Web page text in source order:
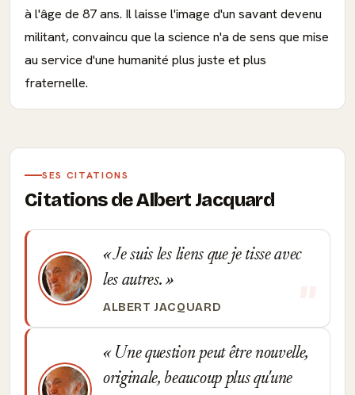
à l'âge de 87 ans. Il laisse l'image d'un savant devenu
militant, convaincu que la science n'a de sens que mise
au service d'une humanité plus juste et plus
fraternelle.
SES CITATIONS
Citations de Albert Jacquard
Je suis les liens que je tisse avec
les autres.
ALBERT JACQUARD
Une question peut être nouvelle,
originale, beaucoup plus qu'une